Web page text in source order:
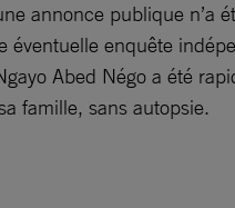
annonce publique n’a
éventuelle enquête
Abed Négo a été
famille, sans autopsie.